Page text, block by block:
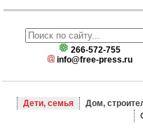
266-572-755
info@free-press.ru
Дети, семья Дом,